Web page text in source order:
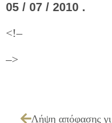
05 / 07 / 2010 .
<!–
–>